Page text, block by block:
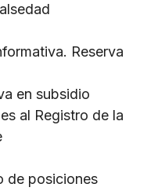
Reserva
en subsidio
al Registro de la
de posiciones